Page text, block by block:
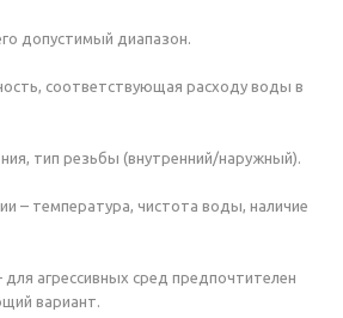
допустимый диапазон.
соответствующая расходу воды в
тип резьбы (внутренний/наружный).
– температура, чистота воды, наличие
агрессивных сред предпочтителен
вариант.